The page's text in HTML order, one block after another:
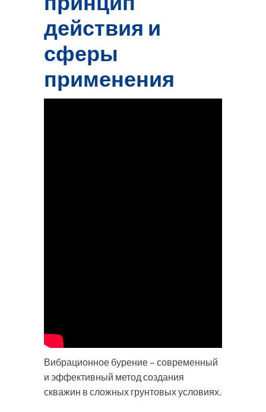
действия и
сферы
применения
Вибрационное бурение – современный
и эффективный метод создания
скважин в сложных грунтовых условиях.